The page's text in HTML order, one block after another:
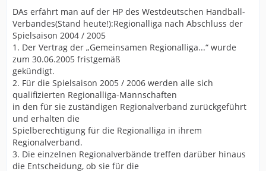
DAs erfährt man auf der HP des Westdeutschen Handball-
Verbandes(Stand heute!):Regionalliga nach Abschluss der
Spielsaison 2004 / 2005
1. Der Vertrag der „Gemeinsamen Regionalliga...“ wurde
zum 30.06.2005 fristgemäß
gekündigt.
2. Für die Spielsaison 2005 / 2006 werden alle sich
qualifizierten Regionalliga-Mannschaften
in den für sie zuständigen Regionalverband zurückgeführt
und erhalten die
Spielberechtigung für die Regionalliga in ihrem
Regionalverband.
3. Die einzelnen Regionalverbände treffen darüber hinaus
die Entscheidung, ob sie für die